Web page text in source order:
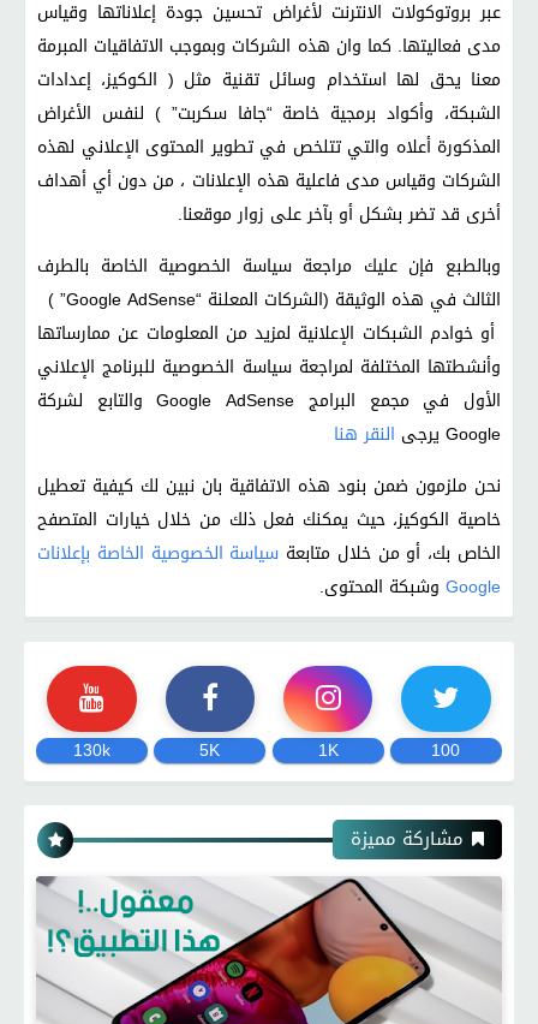
عبر بروتوكولات الانترنت لأغراض تحسين جودة إعلاناتها وقياس
مدى فعاليتها. كما وان هذه الشركات وبموجب الاتفاقيات المبرمة
معنا يحق لها استخدام وسائل تقنية مثل ( الكوكيز، إعدادات
الشبكة، وأكواد برمجية خاصة “جافا سكربت” ) لنفس الأغراض
المذكورة أعلاه والتي تتلخص في تطوير المحتوى الإعلاني لهذه
الشركات وقياس مدى فاعلية هذه الإعلانات ، من دون أي أهداف
أخرى قد تضر بشكل أو بآخر على زوار موقعنا.
وبالطبع فإن عليك مراجعة سياسة الخصوصية الخاصة بالطرف
الثالث في هذه الوثيقة (الشركات المعلنة “Google AdSense” )
أو خوادم الشبكات الإعلانية لمزيد من المعلومات عن ممارساتها
وأنشطتها المختلفة لمراجعة سياسة الخصوصية للبرنامج الإعلاني
الأول في مجمع البرامج Google AdSense والتابع لشركة
Google يرجى
النقر هنا
نحن ملزمون ضمن بنود هذه الاتفاقية بان نبين لك كيفية تعطيل
خاصية الكوكيز، حيث يمكنك فعل ذلك من خلال خيارات المتصفح
الخاص بك، أو من خلال متابعة سياسة الخصوصية الخاصة بإعلانات
Google وشبكة المحتوى.
100
1K
5K
130k
مشاركة مميزة